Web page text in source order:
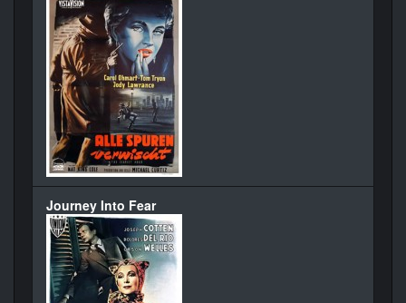
Journey Into Fear